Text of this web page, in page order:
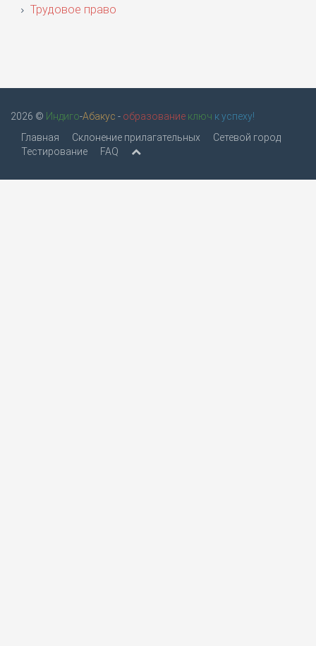
Трудовое право
2026 © Индиго-Абакус - образование ключ к успеху!
Главная
Склонение прилагательных
Сетевой город
Тестирование
FAQ